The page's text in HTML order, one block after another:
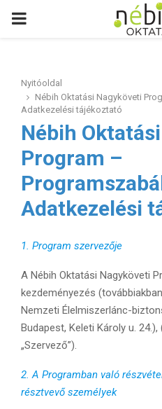
PRIMARY
Nyitóoldal
Nébih Oktatási Nagyköveti
Adatkezelési tájékoztató
Nébih
Program –
Adatkezelési
1. Program szervezője
A Nébih Oktatási Nagyköveti
kezdeményezés
Nemzeti Élelmiszerlánc-
Budapest, Keleti Károly u. 24.),
„Szervező”).
2. A Programban való
résztvevő személyek